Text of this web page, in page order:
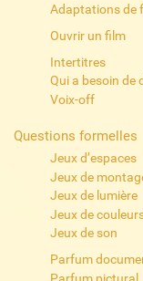
Adaptations de
Ouvrir un film
Intertitres
Qui a besoin de
Voix-off
Questions formelles
Jeux d’espaces
Jeux de
Jeux de lumière
Jeux de
Jeux de son
Parfum
Parfum pictural